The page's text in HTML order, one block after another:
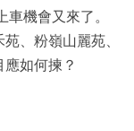
機會又來了。
、粉嶺山麗苑、
如何揀？